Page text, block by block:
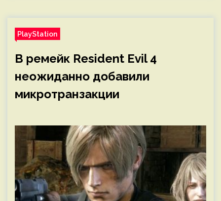
PlayStation
В ремейк Resident Evil 4
неожиданно добавили
микротранзакции